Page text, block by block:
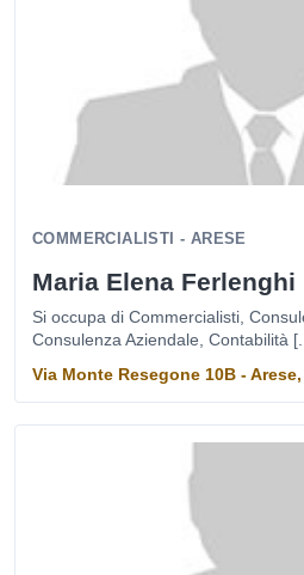
COMMERCIALISTI - ARESE
Maria Elena Ferlenghi
Si occupa di Commercialisti,
Consulenza Aziendale, Contabilità
Via Monte Resegone 10B -